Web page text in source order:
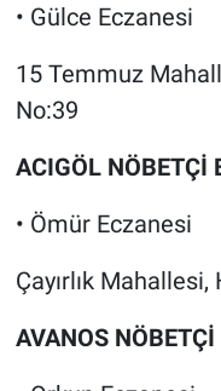
• Gülce Eczanesi
15 Temmuz
No:39
ACIGÖL NÖBETÇİ
• Ömür Eczanesi
Çayırlık
AVANOS NÖBETÇİ